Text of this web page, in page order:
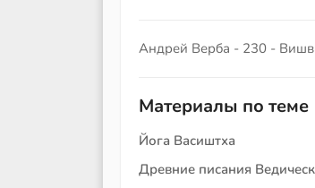
Андрей Верба - 230 -
Материалы по теме
Йога Васиштха
Древние писания